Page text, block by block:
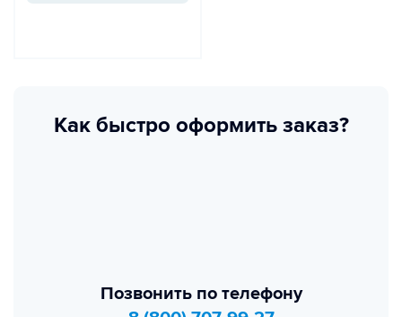
Как быстро оформить заказ?
Позвонить по телефону